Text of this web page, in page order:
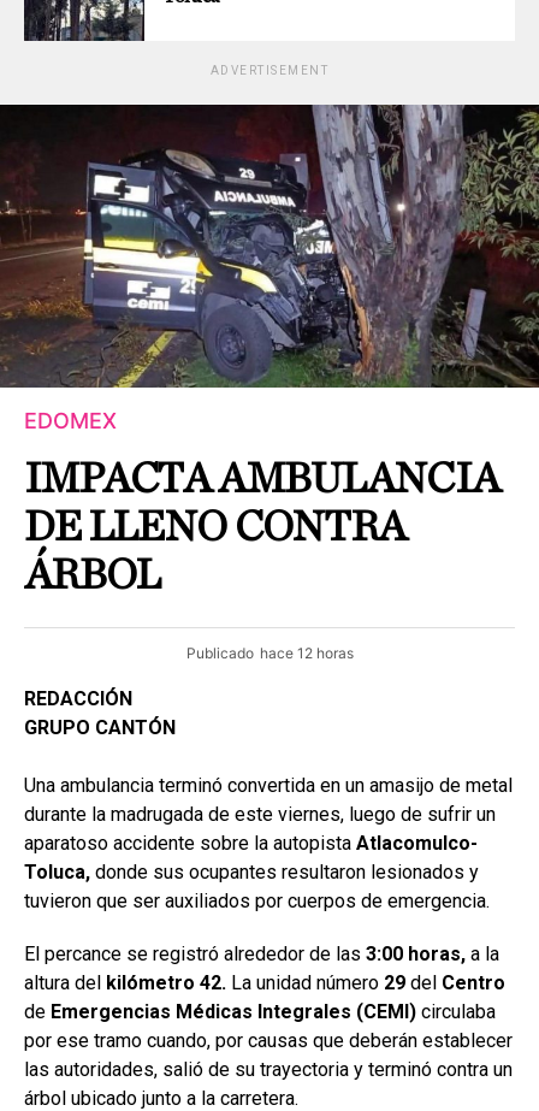
ADVERTISEMENT
EDOMEX
IMPACTA AMBULANCIA
DE LLENO CONTRA
ÁRBOL
Publicado hace 12 horas
REDACCIÓN
GRUPO CANTÓN
Una ambulancia terminó convertida en un amasijo de metal
durante la madrugada de este viernes, luego de sufrir un
aparatoso accidente sobre la autopista Atlacomulco-
Toluca, donde sus ocupantes resultaron lesionados y
tuvieron que ser auxiliados por cuerpos de emergencia.
El percance se registró alrededor de las 3:00 horas, a la
altura del kilómetro 42. La unidad número 29 del Centro
de Emergencias Médicas Integrales (CEMI) circulaba
por ese tramo cuando, por causas que deberán establecer
las autoridades, salió de su trayectoria y terminó contra un
árbol ubicado junto a la carretera.